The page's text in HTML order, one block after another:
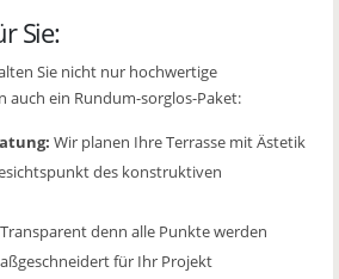
Sie:
Sie nicht nur hochwertige
auch ein Rundum-sorglos-Paket:
Wir planen Ihre Terrasse mit Ästetik
des konstruktiven
Transparent denn alle Punkte werden
für Ihr Projekt